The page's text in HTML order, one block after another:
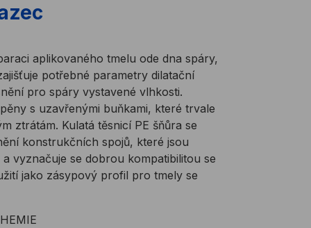
aplikovaného tmelu ode dna spáry,
potřebné parametry dilatační
pro spáry vystavené vlhkosti.
s uzavřenými buňkami, které trvale
ztrátám. Kulatá těsnicí PE šňůra se
konstrukčních spojů, které jsou
vyznačuje se dobrou kompatibilitou se
jako zásypový profil pro tmely se